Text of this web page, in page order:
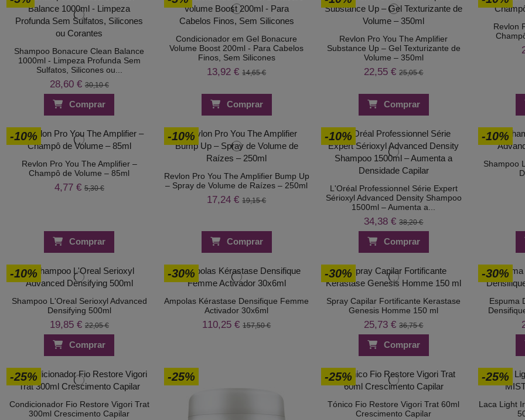
Shampoo Bonacure Clean Balance
1000ml - Limpeza Profunda Sem
Sulfatos, Silicones ou...
28,60 € 30,10 €
Comprar
Condicionador em Gel Bonacure
Volume Boost 200ml - Para Cabelos
Finos, Sem Silicones
13,92 €14,65 €
Comprar
Revlon Pro You The Amplifier
Substance Up – Gel Texturizante de
Volume – 350ml
22,55 €25,05 €
Comprar
Revlon
-10%
Revlon Pro You The Amplifier –
Champô de Volume – 85ml
4,77 € 5,30 €
Comprar
-10%
Revlon Pro You The Amplifier Bump Up
– Spray de Volume de Raízes – 250ml
17,24 €19,15 €
Comprar
-10%
L'Oréal Professionnel Série Expert
Sérioxyl Advanced Density Shampoo
1500ml – Aumenta a...
34,38 €38,20 €
Comprar
-10%
Shampoo
-10%
Shampoo L'Oreal Serioxyl Advanced
Densifying 500ml
19,85 € 22,05 €
Comprar
-30%
Ampolas Kérastase Densifique Femme
Activador 30x6ml
110,25 €157,50 €
-30%
Spray Capilar Fortificante Kerastase
Genesis Homme 150 ml
25,73 €36,75 €
Comprar
-30%
Espuma
-25%
Condicionador Fio Restore Vigori Trat
300ml Crescimento Capilar
-25% -25%
Tónico Fio Restore Vigori Trat 60ml
Crescimento Capilar
-25%
Laca Light